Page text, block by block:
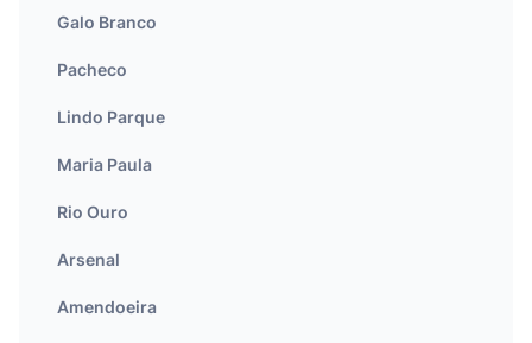
Galo Branco
Pacheco
Lindo Parque
Maria Paula
Rio Ouro
Arsenal
Amendoeira